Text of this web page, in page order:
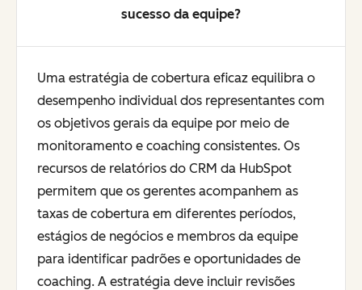
sucesso da equipe?
Uma estratégia de cobertura eficaz equilibra o
desempenho individual dos representantes com
os objetivos gerais da equipe por meio de
monitoramento e coaching consistentes. Os
recursos de relatórios do CRM da HubSpot
permitem que os gerentes acompanhem as
taxas de cobertura em diferentes períodos,
estágios de negócios e membros da equipe
para identificar padrões e oportunidades de
coaching. A estratégia deve incluir revisões